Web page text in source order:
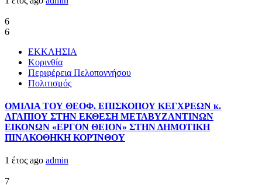
6
6
ΕΚΚΛΗΣΙΑ
Κορινθία
Περιφέρεια Πελοποννήσου
Πολιτισμός
ΟΜΙΛΙΑ ΤΟΥ ΘΕΟΦ. ΕΠΙΣΚΟΠΟΥ ΚΕΓΧΡΕΩΝ κ.
ΑΓΑΠΙΟΥ ΣΤΗΝ ΕΚΘΕΣΗ ΜΕΤΑΒΥΖΑΝΤΙΝΩΝ
ΕΙΚΟΝΩΝ «ΕΡΓΟΝ ΘΕΙΟΝ» ΣΤΗΝ ΔΗΜΟΤΙΚΗ
ΠΙΝΑΚΟΘΗΚΗ ΚΟΡΊΝΘΟΥ
1 έτος ago admin
7